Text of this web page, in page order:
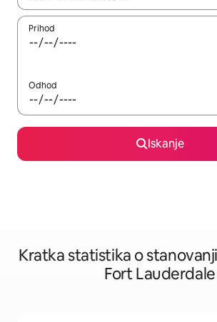
Prihod
Odhod
Iskanje
Kratka statistika o
Fort Lauderdale